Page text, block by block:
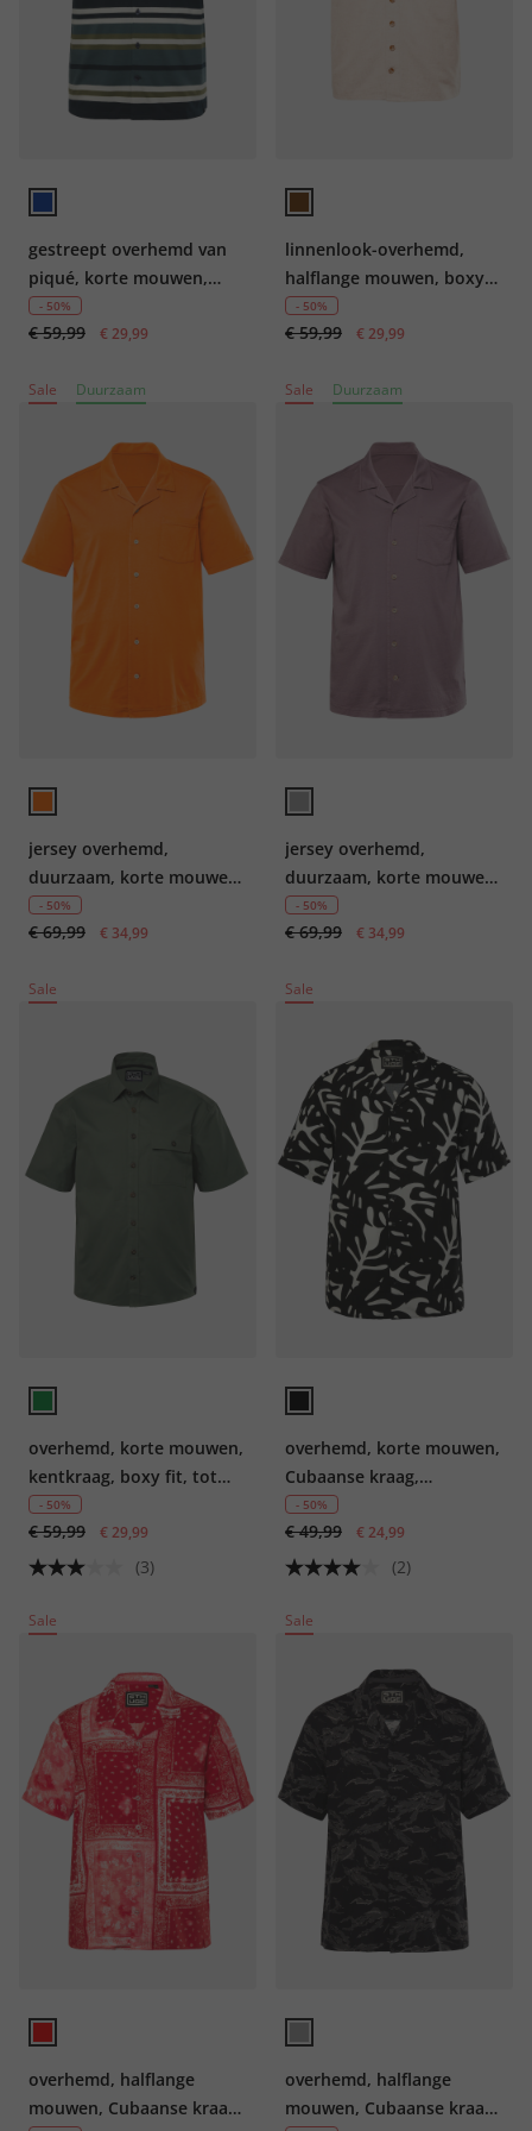
gestreept overhemd van
piqué, korte mouwen,
Boxy Fit, tot 8XL
- 50%
€ 59,99 € 29,99
linnenlook-overhemd,
halflange mouwen, boxy
oversized fit, tot 8XL
- 50%
€ 59,99 € 29,99
Sale Duurzaam
jersey overhemd,
duurzaam, korte mouwen,
Cuba-Fit, GOTS-
gecertificeerd biologisch
- 50%
€ 69,99 € 34,99
Sale Duurzaam
jersey overhemd,
duurzaam, korte mouwen,
Cuba-Fit, GOTS-
gecertificeerd biologisch
- 50%
€ 69,99 € 34,99
Sale
overhemd, korte mouwen,
kentkraag, boxy fit, tot
8XL
- 50%
€ 59,99 € 29,99
(3)
Sale
overhemd, korte mouwen,
Cubaanse kraag,
palmenprint, boxy fit, tot
8XL
- 50%
€ 49,99 € 24,99
(2)
Sale
overhemd, halflange
mouwen, Cubaanse kraag,
Sale
overhemd, halflange
mouwen, Cubaanse kraag,